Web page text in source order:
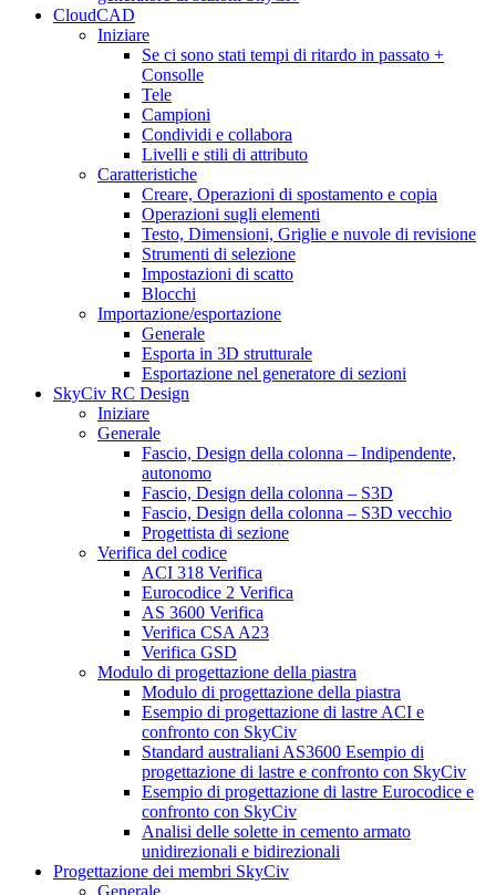
CloudCAD
Iniziare
Se ci sono stati tempi di ritardo in passato +
Consolle
Tele
Campioni
Condividi e collabora
Livelli e stili di attributo
Caratteristiche
Creare, Operazioni di spostamento e copia
Operazioni sugli elementi
Testo, Dimensioni, Griglie e nuvole di revisione
Strumenti di selezione
Impostazioni di scatto
Blocchi
Importazione/esportazione
Generale
Esporta in 3D strutturale
Esportazione nel generatore di sezioni
SkyCiv RC Design
Iniziare
Generale
Fascio, Design della colonna – Indipendente,
autonomo
Fascio, Design della colonna – S3D
Fascio, Design della colonna – S3D vecchio
Progettista di sezione
Verifica del codice
ACI 318 Verifica
Eurocodice 2 Verifica
AS 3600 Verifica
Verifica CSA A23
Verifica GSD
Modulo di progettazione della piastra
Modulo di progettazione della piastra
Esempio di progettazione di lastre ACI e
confronto con SkyCiv
Standard australiani AS3600 Esempio di
progettazione di lastre e confronto con SkyCiv
Esempio di progettazione di lastre Eurocodice e
confronto con SkyCiv
Analisi delle solette in cemento armato
unidirezionali e bidirezionali
Progettazione dei membri SkyCiv